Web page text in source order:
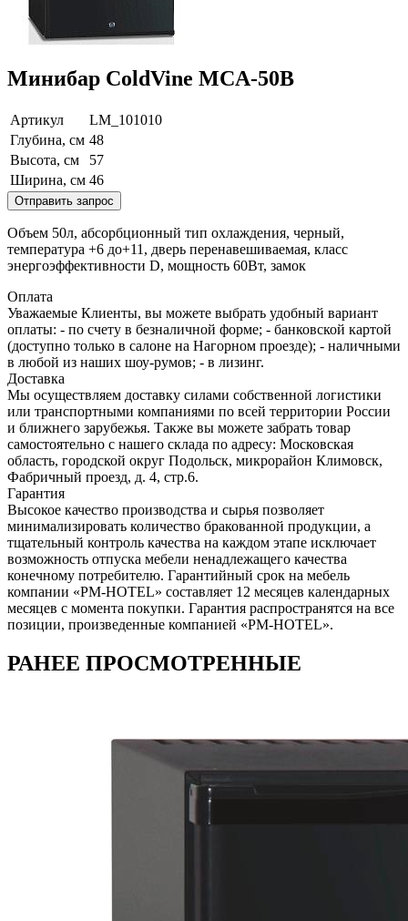
Минибар ColdVine MCA-50B
Артикул
LM_101010
Глубина, см 48
Высота, см
57
Ширина, см 46
Отправить запрос
Объем 50л, абсорбционный тип охлаждения, черный,
температура +6 до+11, дверь перенавешиваемая, класс
энергоэффективности D, мощность 60Вт, замок
Оплата
Уважаемые Клиенты, вы можете выбрать удобный вариант
оплаты: - по счету в безналичной форме; - банковской картой
(доступно только в салоне на Нагорном проезде); - наличными
в любой из наших шоу-румов; - в лизинг.
Доставка
Мы осуществляем доставку силами собственной логистики
или транспортными компаниями по всей территории России
и ближнего зарубежья. Также вы можете забрать товар
самостоятельно с нашего склада по адресу: Московская
область, городcкой округ Подольск, микрорайон Климовск,
Фабричный проезд, д. 4, стр.6.
Гарантия
Высокое качество производства и сырья позволяет
минимализировать количество бракованной продукции, а
тщательный контроль качества на каждом этапе исключает
возможность отпуска мебели ненадлежащего качества
конечному потребителю. Гарантийный срок на мебель
компании «PM-HOTEL» составляет 12 месяцев календарных
месяцев с момента покупки. Гарантия распространятся на все
позиции, произведенные компанией «PM-HOTEL».
РАНЕЕ ПРОСМОТРЕННЫЕ